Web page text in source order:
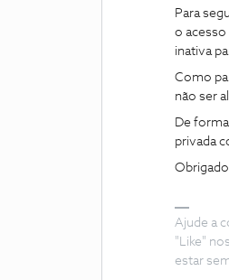
Para
o acesso
inativa
Como
não ser
De
privada
Obrigado
Ajude a
"Like"
estar